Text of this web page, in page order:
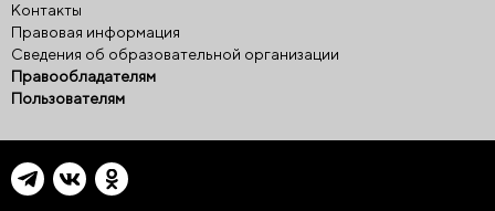
Контакты
Правовая информация
Сведения об образовательной организации
Правообладателям
Пользователям